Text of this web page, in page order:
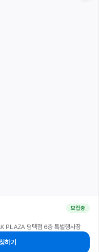
모집중
PLAZA 평택점 6층 특별행사장
하기